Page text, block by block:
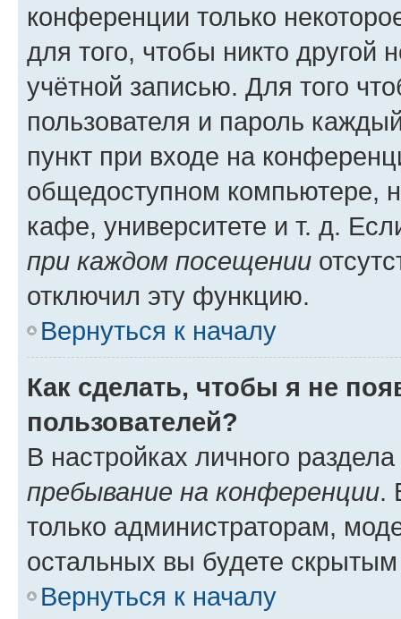
конференции только
для того, чтобы никто другой
учётной записью. Для того
пользователя и пароль
пункт при входе на
общедоступном компьютере,
кафе, университете и т. д.
при каждом посещении
отключил эту функцию.
Вернуться к началу
Как сделать, чтобы я не
пользователей?
В настройках личного
пребывание на конференции.
только администраторам,
остальных вы будете
Вернуться к началу